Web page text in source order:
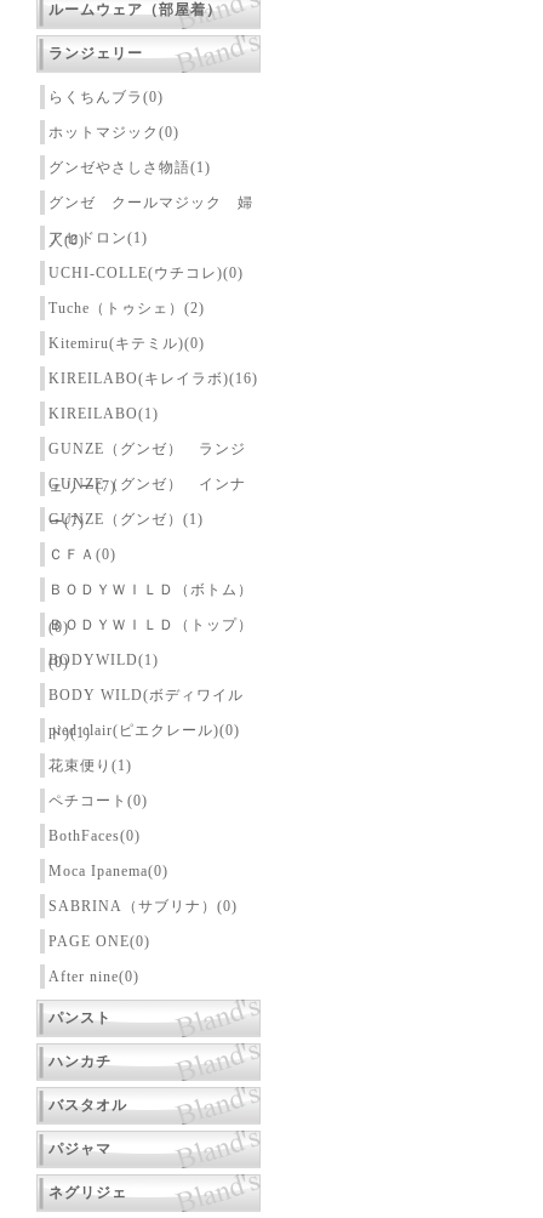
ルームウェア（部屋着）
ランジェリー
らくちんブラ(0)
ホットマジック(0)
グンゼやさしさ物語(1)
グンゼ クールマジック 婦
人(0)
アセドロン(1)
UCHI-COLLE(ウチコレ)(0)
Tuche（トゥシェ）(2)
Kitemiru(キテミル)(0)
KIREILABO(キレイラボ)(16)
KIREILABO(1)
GUNZE（グンゼ） ランジ
ェリー(7)
GUNZE（グンゼ） インナ
ー(7)
GUNZE（グンゼ）(1)
ＣＦＡ(0)
ＢＯＤＹＷＩＬＤ（ボトム）
(0)
ＢＯＤＹＷＩＬＤ（トップ）
(0)
BODYWILD(1)
BODY WILD(ボディワイル
ド)(1)
pied clair(ピエクレール)(0)
花束便り(1)
ペチコート(0)
BothFaces(0)
Moca Ipanema(0)
SABRINA（サブリナ）(0)
PAGE ONE(0)
After nine(0)
パンスト
ハンカチ
バスタオル
パジャマ
ネグリジェ